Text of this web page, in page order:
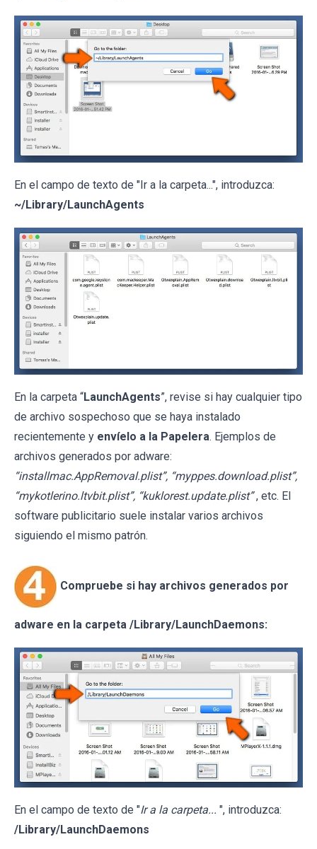
En el campo de texto de "Ir a la carpeta...", introduzca:
~/Library/LaunchAgents
En la carpeta “LaunchAgents”, revise si hay cualquier tipo
de archivo sospechoso que se haya instalado
recientemente y envíelo a la Papelera. Ejemplos de
archivos generados por adware:
“installmac.AppRemoval.plist”, “myppes.download.plist”,
“mykotlerino.ltvbit.plist”, “kuklorest.update.plist” , etc. El
software publicitario suele instalar varios archivos
siguiendo el mismo patrón.
Compruebe si hay archivos generados por
adware en la carpeta /Library/LaunchDaemons:
En el campo de texto de "Ir a la carpeta... ", introduzca:
/Library/LaunchDaemons